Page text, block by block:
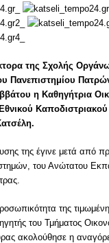
της Σχολής
Πανεπιστημίου
η Καθηγήτρια
της έγινε μετά από
του Ανώτατου
της
του Τμήματος
ακολούθησε η